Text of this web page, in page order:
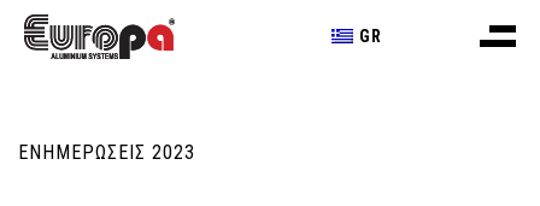
GR
ΕΝΗΜΕΡΩΣΕΙΣ 2023